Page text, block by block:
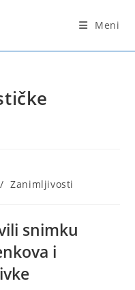
Meni
/ Zanimljivosti
snimku
i